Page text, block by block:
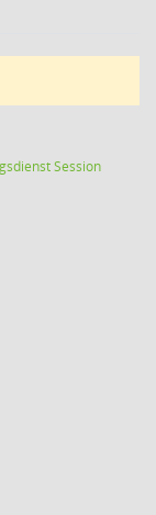
Session(Wird in